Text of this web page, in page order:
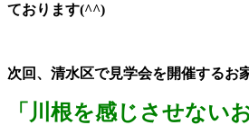
ております(^^)
次回、清水区で見学会を開催するお家
「川根を感じさせないお